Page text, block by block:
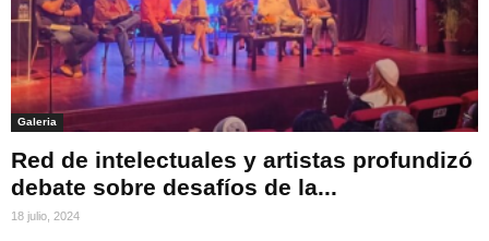
Galeria
Red de intelectuales y artistas profundizó
debate sobre desafíos de la...
18 julio, 2024